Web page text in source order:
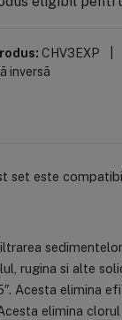
CHV3EXP
inversă
este
rugina si alte
Acesta
elimina